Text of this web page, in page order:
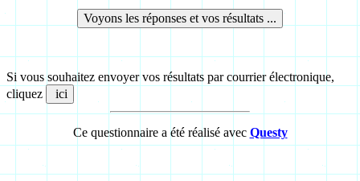
Si vous souhaitez envoyer vos résultats par courrier électronique,
cliquez
Ce questionnaire a été réalisé avec Questy